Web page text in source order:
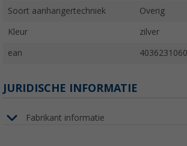
Soort aanhangertechniek Overig
Kleur zilver
ean
JURIDISCHE INFORMATIE
Fabrikant informatie